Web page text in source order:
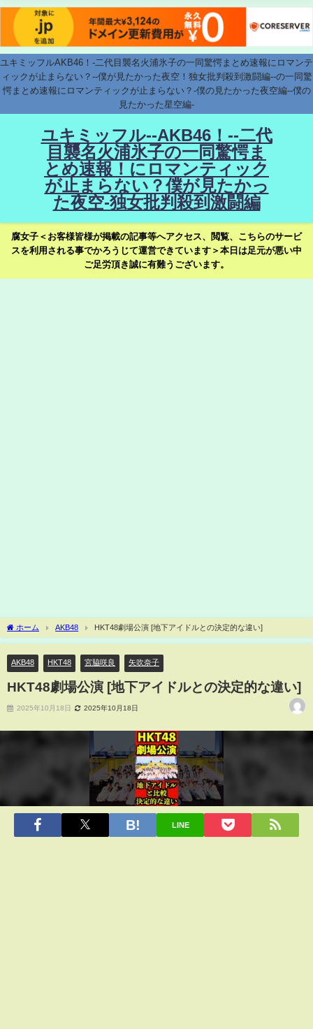
ユキミッフルAKB46！-二代目襲名火浦氷子の一同驚愕まとめ速報にロマンテ
ィックが止まらない？--僕が見たかった夜空！独女批判殺到激闘編--の一同驚
愕まとめ速報にロマンティックが止まらない？-僕の見たかった夜空編--僕の
見たかった星空編-
ユキミッフル--AKB46！--二代
目襲名火浦氷子の一同驚愕ま
とめ速報！にロマンティック
が止まらない？僕が見たかっ
た夜空-独女批判殺到激闘編
腐女子＜お客様皆様が掲載の記事等へアクセス、閲覧、こちらのサービ
スを利用される事でかろうじて運営できています＞本日は足元が悪い中
ご足労頂き誠に有難うございます。
ホーム AKB48 HKT48劇場公演 [地下アイドルとの決定的な違い]
AKB48 HKT48 宮脇咲良 矢吹奈子
HKT48劇場公演 [地下アイドルとの決定的な違い]
2025年10月18日 2025年10月18日
LINE